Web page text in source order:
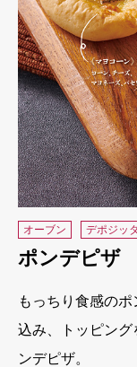
オーブン デポジッ
ポンデピザ
もっちり食感の
込み、トッピン
ンデピザ。